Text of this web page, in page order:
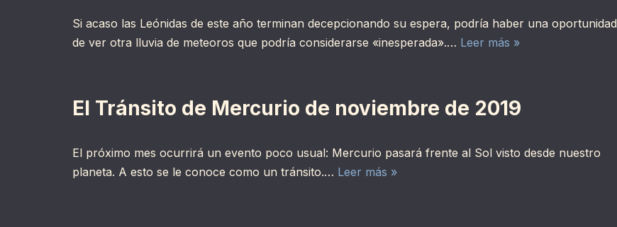
Si acaso las Leónidas de este año terminan decepcionando su espera, podría haber una oportunidad
de ver otra lluvia de meteoros que podría considerarse «inesperada».… Leer más »
El Tránsito de Mercurio de noviembre de 2019
El próximo mes ocurrirá un evento poco usual: Mercurio pasará frente al Sol visto desde nuestro
planeta. A esto se le conoce como un tránsito.… Leer más »